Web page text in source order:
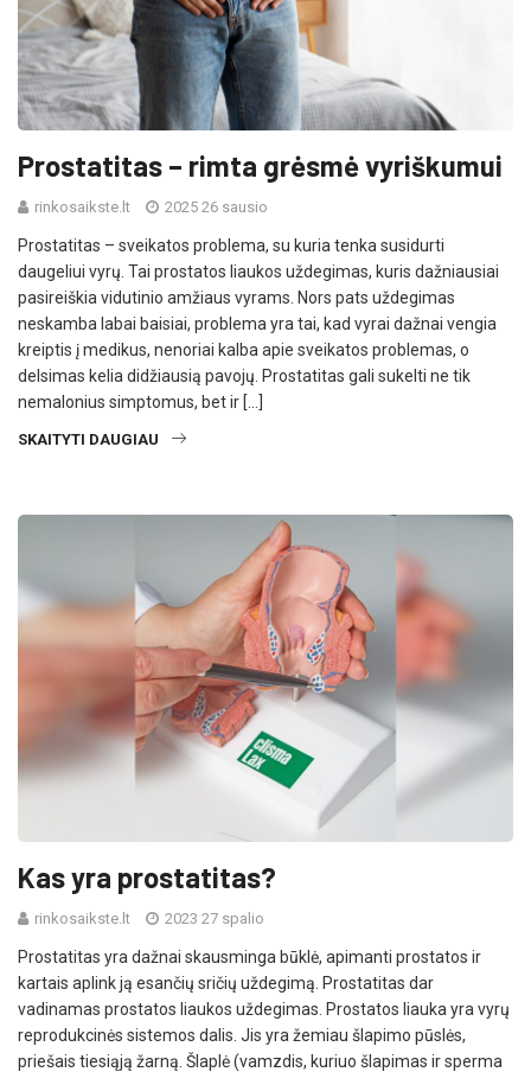
Prostatitas – rimta grėsmė vyriškumui
rinkosaikste.lt 2025 26 sausio
Prostatitas – sveikatos problema, su kuria tenka susidurti
daugeliui vyrų. Tai prostatos liaukos uždegimas, kuris dažniausiai
pasireiškia vidutinio amžiaus vyrams. Nors pats uždegimas
neskamba labai baisiai, problema yra tai, kad vyrai dažnai vengia
kreiptis į medikus, nenoriai kalba apie sveikatos problemas, o
delsimas kelia didžiausią pavojų. Prostatitas gali sukelti ne tik
nemalonius simptomus, bet ir […]
SKAITYTI DAUGIAU
Kas yra prostatitas?
rinkosaikste.lt 2023 27 spalio
Prostatitas yra dažnai skausminga būklė, apimanti prostatos ir
kartais aplink ją esančių sričių uždegimą. Prostatitas dar
vadinamas prostatos liaukos uždegimas. Prostatos liauka yra vyrų
reprodukcinės sistemos dalis. Jis yra žemiau šlapimo pūslės,
priešais tiesiąją žarną. Šlaplė (vamzdis, kuriuo šlapimas ir sperma